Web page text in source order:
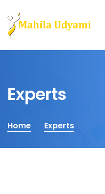
Experts
Home Experts